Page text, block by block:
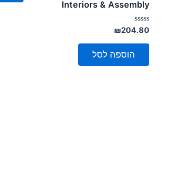
Interiors & Assembly
דורג
0
מתוך
₪204.80
הוספה לסל